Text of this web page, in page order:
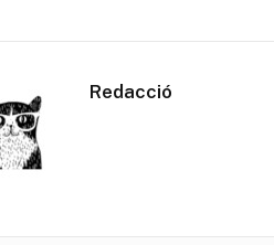
Redacció